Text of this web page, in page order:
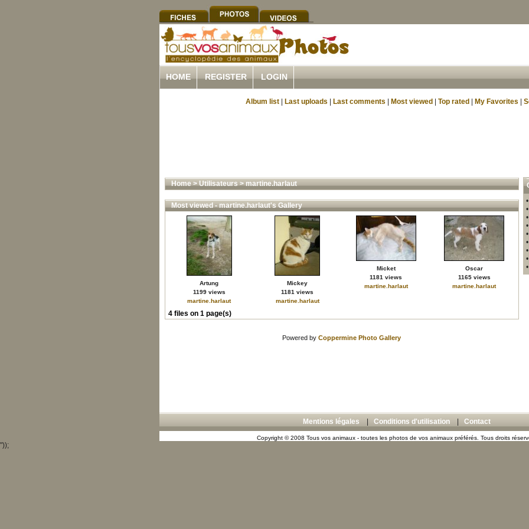
HOME REGISTER LOGIN
Album list Last uploads Last comments Most viewed Top rated My Favorites
Home>Utilisateurs>martine.harlaut
Most viewed - martine.harlaut's Gallery
Artung
1199 views
martine.harlaut
Mickey
1181 views
martine.harlaut
Micket
1181 views
martine.harlaut
Oscar
1165 views
martine.harlaut
4 files on 1 page(s)
Powered by Coppermine Photo Gallery
•
•
•
•
Mentions légales Conditions d'utilisation Contact
Copyright © 2008 Tous vos animaux - toutes les photos de vos animaux préférés. Tous droits
"));